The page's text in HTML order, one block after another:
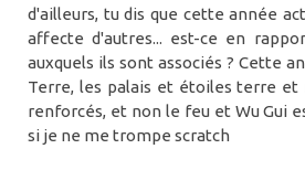
d'ailleurs, tu dis que cette année
affecte d'autres... est-ce en
auxquels ils sont associés ? Cette
Terre, les palais et étoiles terre
renforcés, et non le feu et Wu Gui
si je ne me trompe scratch